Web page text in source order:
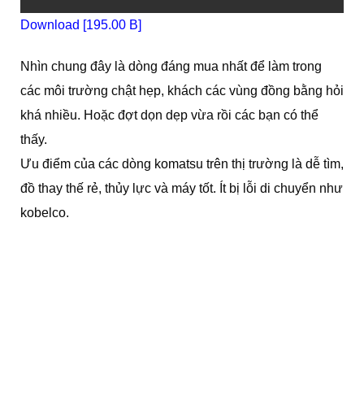
Download [195.00 B]
Nhìn chung đây là dòng đáng mua nhất để làm trong
các môi trường chật hẹp, khách các vùng đồng bằng hỏi
khá nhiều. Hoặc đợt dọn dẹp vừa rồi các bạn có thể
thấy.
Ưu điểm của các dòng komatsu trên thị trường là dễ tìm,
đồ thay thế rẻ, thủy lực và máy tốt. Ít bị lỗi di chuyển như
kobelco.